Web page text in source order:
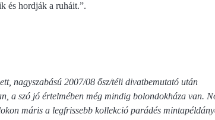
és hordják a ruháit.”.
nagyszabású 2007/08 ősz/téli divatbemutató után
a szó jó értelmében még mindig bolondokháza van.
máris a legfrissebb kollekció parádés